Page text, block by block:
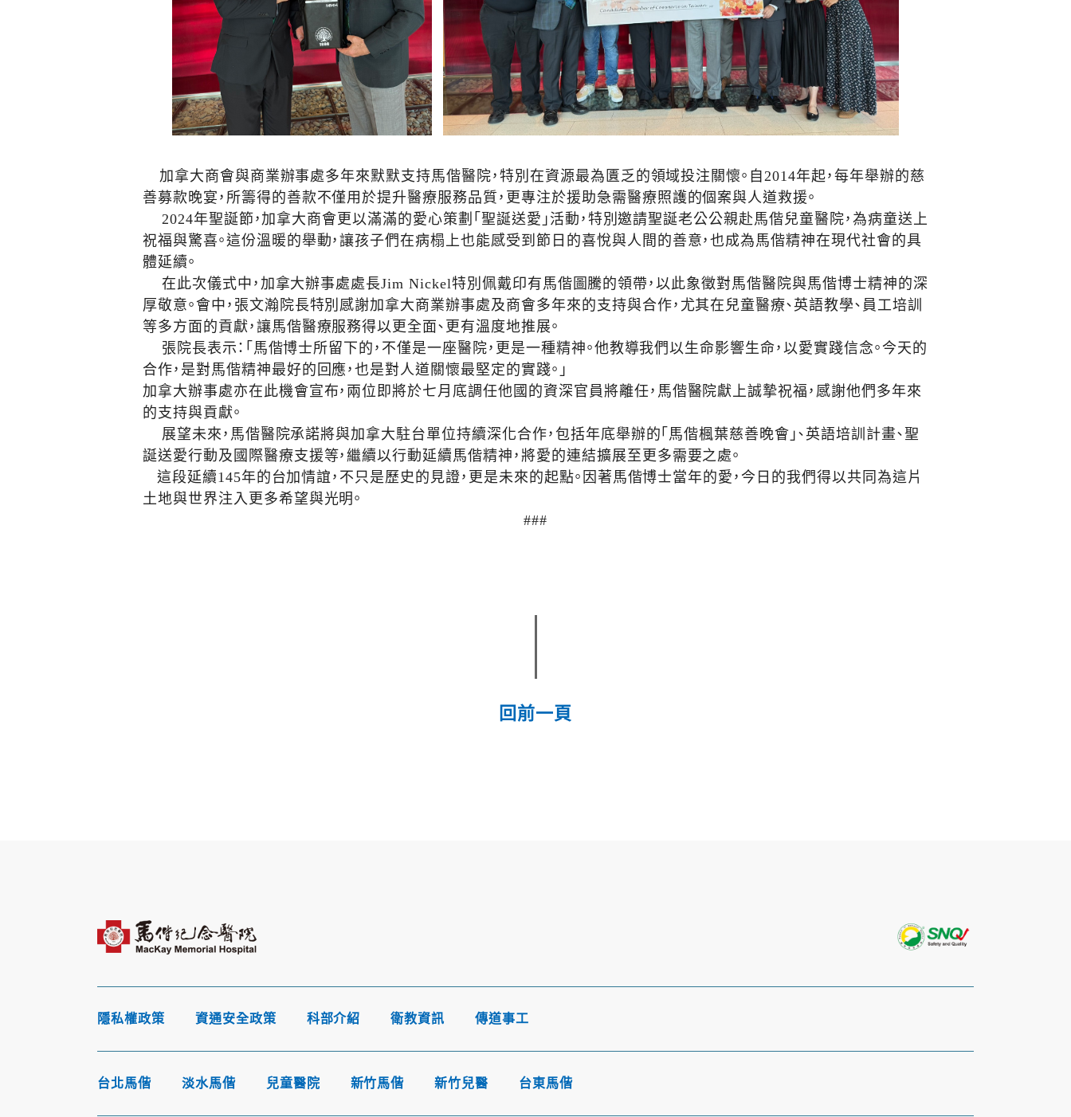
加拿大商會與商業辦事處多年來默默支持馬偕醫院，特別在資源最為匱乏的領域投注關懷。自2014年起，每年舉辦的慈
善募款晚宴，所籌得的善款不僅用於提升醫療服務品質，更專注於援助急需醫療照護的個案與人道救援。
2024年聖誕節，加拿大商會更以滿滿的愛心策劃「聖誕送愛」活動，特別邀請聖誕老公公親赴馬偕兒童醫院，為病童送上
祝福與驚喜。這份溫暖的舉動，讓孩子們在病榻上也能感受到節日的喜悅與人間的善意，也成為馬偕精神在現代社會的具
體延續。
在此次儀式中，加拿大辦事處處長Jim Nickel特別佩戴印有馬偕圖騰的領帶，以此象徵對馬偕醫院與馬偕博士精神的深
厚敬意。會中，張文瀚院長特別感謝加拿大商業辦事處及商會多年來的支持與合作，尤其在兒童醫療、英語教學、員工培訓
等多方面的貢獻，讓馬偕醫療服務得以更全面、更有溫度地推展。
張院長表示：「馬偕博士所留下的，不僅是一座醫院，更是一種精神。他教導我們以生命影響生命，以愛實踐信念。今天的
合作，是對馬偕精神最好的回應，也是對人道關懷最堅定的實踐。」
加拿大辦事處亦在此機會宣布，兩位即將於七月底調任他國的資深官員將離任，馬偕醫院獻上誠摯祝福，感謝他們多年來
的支持與貢獻。
展望未來，馬偕醫院承諾將與加拿大駐台單位持續深化合作，包括年底舉辦的「馬偕楓葉慈善晚會」、英語培訓計畫、聖
誕送愛行動及國際醫療支援等，繼續以行動延續馬偕精神，將愛的連結擴展至更多需要之處。
這段延續145年的台加情誼，不只是歷史的見證，更是未來的起點。因著馬偕博士當年的愛，今日的我們得以共同為這片
土地與世界注入更多希望與光明。
###
回前一頁
隱私權政策 資通安全政策 科部介紹 衛教資訊 傳道事工
台北馬偕 淡水馬偕 兒童醫院 新竹馬偕 新竹兒醫 台東馬偕